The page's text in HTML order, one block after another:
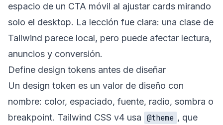
espacio de un CTA móvil al ajustar cards mirando
solo el desktop. La lección fue clara: una clase de
Tailwind parece local, pero puede afectar lectura,
anuncios y conversión.
Define design tokens antes de diseñar
Un design token es un valor de diseño con
nombre: color, espaciado, fuente, radio, sombra o
breakpoint. Tailwind CSS v4 usa @theme , que